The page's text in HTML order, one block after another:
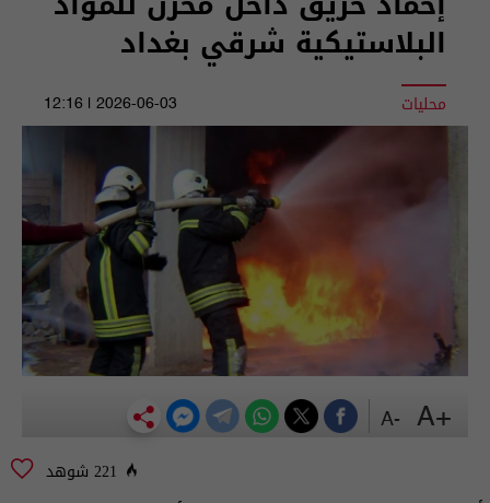
البلاستيكية شرقي بغداد
محليات 2026-06-03 | 12:16
221 شوهد
+A
-A